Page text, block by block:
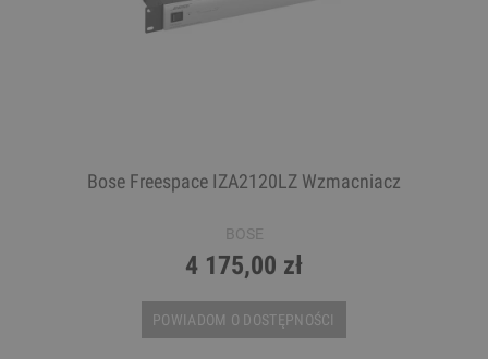
Bose Freespace IZA2120LZ Wzmacniacz
BOSE
4 175,00 zł
POWIADOM O DOSTĘPNOŚCI